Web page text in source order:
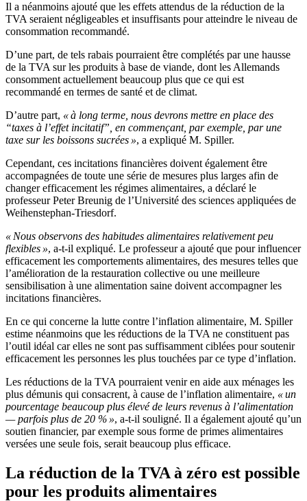
Il a néanmoins ajouté que les effets attendus de la réduction de la
TVA seraient négligeables et insuffisants pour atteindre le niveau de
consommation recommandé.
D’une part, de tels rabais pourraient être complétés par une hausse
de la TVA sur les produits à base de viande, dont les Allemands
consomment actuellement beaucoup plus que ce qui est
recommandé en termes de santé et de climat.
D’autre part, « à long terme, nous devrons mettre en place des
“taxes à l’effet incitatif”, en commençant, par exemple, par une
taxe sur les boissons sucrées », a expliqué M. Spiller.
Cependant, ces incitations financières doivent également être
accompagnées de toute une série de mesures plus larges afin de
changer efficacement les régimes alimentaires, a déclaré le
professeur Peter Breunig de l’Université des sciences appliquées de
Weihenstephan-Triesdorf.
« Nous observons des habitudes alimentaires relativement peu
flexibles », a-t-il expliqué. Le professeur a ajouté que pour influencer
efficacement les comportements alimentaires, des mesures telles que
l’amélioration de la restauration collective ou une meilleure
sensibilisation à une alimentation saine doivent accompagner les
incitations financières.
En ce qui concerne la lutte contre l’inflation alimentaire, M. Spiller
estime néanmoins que les réductions de la TVA ne constituent pas
l’outil idéal car elles ne sont pas suffisamment ciblées pour soutenir
efficacement les personnes les plus touchées par ce type d’inflation.
Les réductions de la TVA pourraient venir en aide aux ménages les
plus démunis qui consacrent, à cause de l’inflation alimentaire, « un
pourcentage beaucoup plus élevé de leurs revenus à l’alimentation
— parfois plus de 20 % », a-t-il souligné. Il a également ajouté qu’un
soutien financier, par exemple sous forme de primes alimentaires
versées une seule fois, serait beaucoup plus efficace.
La réduction de la TVA à zéro est possible
pour les produits alimentaires